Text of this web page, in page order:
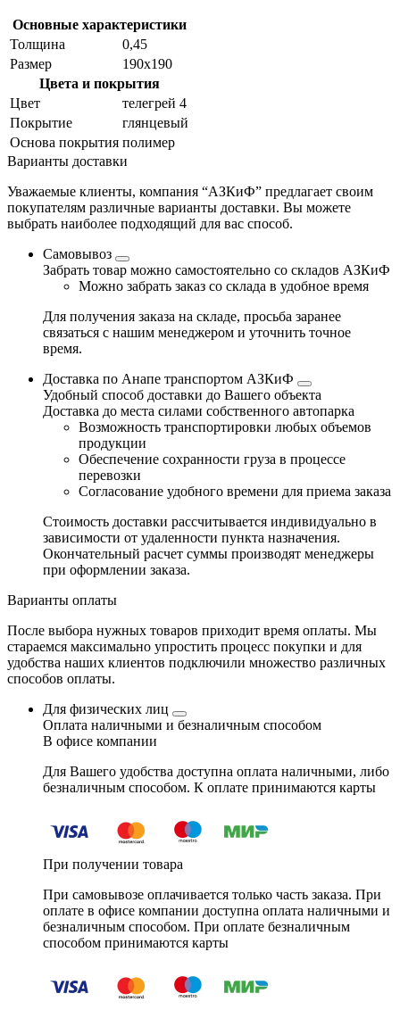
Основные характеристики
Толщина
0,45
Размер
190x190
Цвета и покрытия
Цвет
телегрей 4
Покрытие
глянцевый
Основа покрытия полимер
Варианты доставки
Уважаемые клиенты, компания “АЗКиФ” предлагает своим
покупателям различные варианты доставки. Вы можете
выбрать наиболее подходящий для вас способ.
Самовывоз
Забрать товар можно самостоятельно со складов АЗКиФ
Можно забрать заказ со склада в удобное время
Для получения заказа на складе, просьба заранее
связаться с нашим менеджером и уточнить точное
время.
Доставка по Анапе транспортом АЗКиФ
Удобный способ доставки до Вашего объекта
Доставка до места силами собственного автопарка
Возможность транспортировки любых объемов
продукции
Обеспечение сохранности груза в процессе
перевозки
Согласование удобного времени для приема заказа
Стоимость доставки рассчитывается индивидуально в
зависимости от удаленности пункта назначения.
Окончательный расчет суммы производят менеджеры
при оформлении заказа.
Варианты оплаты
После выбора нужных товаров приходит время оплаты. Мы
стараемся максимально упростить процесс покупки и для
удобства наших клиентов подключили множество различных
способов оплаты.
Для физических лиц
Оплата наличными и безналичным способом
В офисе компании
Для Вашего удобства доступна оплата наличными, либо
безналичным способом. К оплате принимаются карты
При получении товара
При самовывозе оплачивается только часть заказа. При
оплате в офисе компании доступна оплата наличными и
безналичным способом. При оплате безналичным
способом принимаются карты